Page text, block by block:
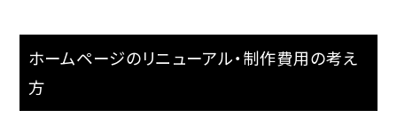
ホームページのリニューアル・制作費用の考え
方